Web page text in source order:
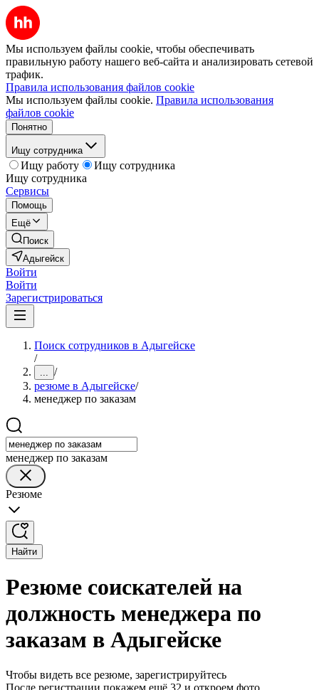
Мы используем файлы cookie, чтобы обеспечивать
правильную работу нашего веб-сайта и анализировать сетевой
трафик.
Правила использования файлов cookie
Мы используем файлы cookie. Правила использования
файлов cookie
Понятно
Ищу сотрудника
Ищу работу
Ищу сотрудника
Ищу сотрудника
Сервисы
Помощь
Ещё
Поиск
Адыгейск
Войти
Войти
Зарегистрироваться
Поиск сотрудников в Адыгейске
/
... /
резюме в Адыгейске/
менеджер по заказам
менеджер по заказам
Резюме
Найти
Резюме соискателей на
должность менеджера по
заказам в Адыгейске
Чтобы видеть все резюме, зарегистрируйтесь
После регистрации покажем ещё 32 и откроем фото